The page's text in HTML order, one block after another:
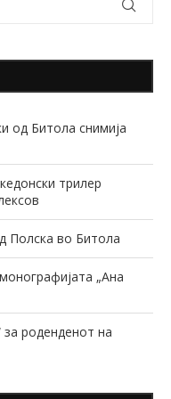
од Битола снимија
трилер
Полска во Битола
„Ана
за роденденот на